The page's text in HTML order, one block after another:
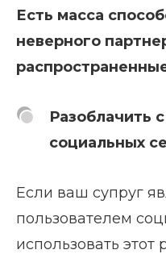
Есть масса
неверного
Разоблачить
социальных
Если ваш супруг
пользователем
использовать этот